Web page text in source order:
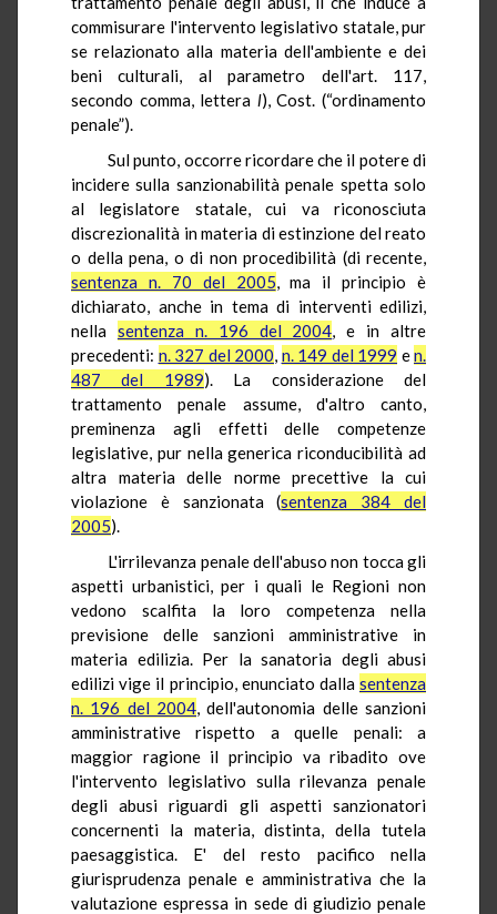
commisurare l'intervento legislativo statale, pur
se relazionato alla materia dell'ambiente e dei
beni culturali, al parametro dell'art. 117,
secondo comma, lettera l), Cost. (“ordinamento
penale”).
Sul punto, occorre ricordare che il potere di
incidere sulla sanzionabilità penale spetta solo
al legislatore statale, cui va riconosciuta
discrezionalità in materia di estinzione del reato
o della pena, o di non procedibilità (di recente,
sentenza n. 70 del 2005, ma il principio è
dichiarato, anche in tema di interventi edilizi,
nella sentenza n. 196 del 2004, e in altre
precedenti: n. 327 del 2000, n. 149 del 1999 en.
487 del 1989). La considerazione del
trattamento penale assume, d'altro canto,
preminenza agli effetti delle competenze
legislative, pur nella generica riconducibilità ad
altra materia delle norme precettive la cui
violazione è sanzionata (sentenza 384 del
2005).
L'irrilevanza penale dell'abuso non tocca gli
aspetti urbanistici, per i quali le Regioni non
vedono scalfita la loro competenza nella
previsione delle sanzioni amministrative in
materia edilizia. Per la sanatoria degli abusi
edilizi vige il principio, enunciato dalla sentenza
n. 196 del 2004, dell'autonomia delle sanzioni
amministrative rispetto a quelle penali: a
maggior ragione il principio va ribadito ove
l'intervento legislativo sulla rilevanza penale
degli abusi riguardi gli aspetti sanzionatori
concernenti la materia, distinta, della tutela
paesaggistica. E' del resto pacifico nella
giurisprudenza penale e amministrativa che la
valutazione espressa in sede di giudizio penale